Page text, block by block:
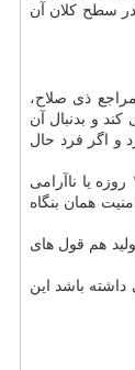
سطح کلان آن
ذی صلاح،
و بدنبال آن
و اگر فرد حال
او با این وجود باور دارد که فراتر از اقتصادِ یک بنگاه صنعتی، آن چه مهمست امنیت است و می گوید: بخش خصوصی باید این نکته را هم در نظر داشته باشد که اگر در کوتاه مدت بدنبال مواردی مانند جنگ ۱۲ روزه یا ناآرامی
همان بنگاه
هم قول های
باشد این